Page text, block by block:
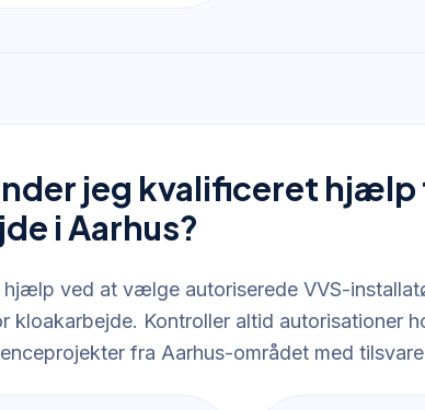
jeg kvalificeret hjælp
i Aarhus?
ved at vælge autoriserede VVS-
kloakarbejde. Kontroller altid autorisationer
fra Aarhus-området med